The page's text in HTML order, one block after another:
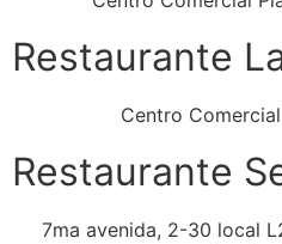
Restaurante
Centro
Restaurante
7ma avenida, 2-30 local